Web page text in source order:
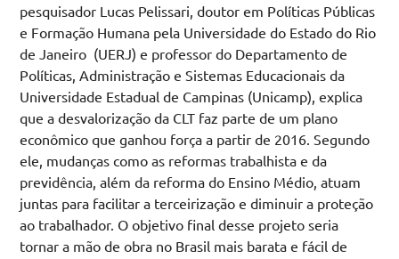
pesquisador Lucas Pelissari, doutor em Políticas Públicas
e Formação Humana pela Universidade do Estado do Rio
de Janeiro (UERJ) e professor do Departamento de
Políticas, Administração e Sistemas Educacionais da
Universidade Estadual de Campinas (Unicamp), explica
que a desvalorização da CLT faz parte de um plano
econômico que ganhou força a partir de 2016. Segundo
ele, mudanças como as reformas trabalhista e da
previdência, além da reforma do Ensino Médio, atuam
juntas para facilitar a terceirização e diminuir a proteção
ao trabalhador. O objetivo final desse projeto seria
tornar a mão de obra no Brasil mais barata e fácil de